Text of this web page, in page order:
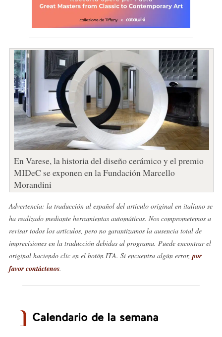
En Varese, la historia del diseño cerámico y el premio
MIDeC se exponen en la Fundación Marcello
Morandini
Advertencia: la traducción al español del artículo original en italiano se
ha realizado mediante herramientas automáticas. Nos comprometemos a
revisar todos los artículos, pero no garantizamos la ausencia total de
imprecisiones en la traducción debidas al programa. Puede encontrar el
original haciendo clic en el botón ITA. Si encuentra algún error, por
favor contáctenos.
Calendario de la semana